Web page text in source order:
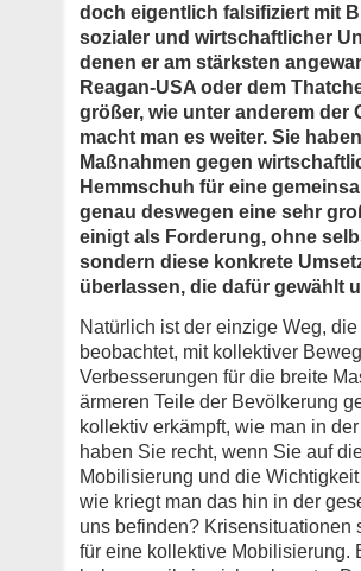
doch eigentlich falsifiziert mit
sozialer und wirtschaftlicher
denen er am stärksten
Reagan-USA oder dem
größer, wie unter anderem der
macht man es weiter. Sie
Maßnahmen gegen
Hemmschuh für eine
genau deswegen eine sehr
einigt als Forderung, ohne
sondern diese konkrete
überlassen, die dafür gewählt
Natürlich ist der einzige Weg,
beobachtet, mit kollektiver
Verbesserungen für die breite
ärmeren Teile der Bevölkerung
kollektiv erkämpft, wie man in
haben Sie recht, wenn Sie auf
Mobilisierung und die
wie kriegt man das hin in der
uns befinden?
für eine kollektive Mobilisierung.